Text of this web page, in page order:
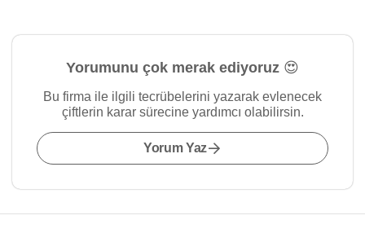
Yorumunu çok merak ediyoruz 😍
Bu firma ile ilgili tecrübelerini yazarak evlenecek
çiftlerin karar sürecine yardımcı olabilirsin.
Yorum Yaz